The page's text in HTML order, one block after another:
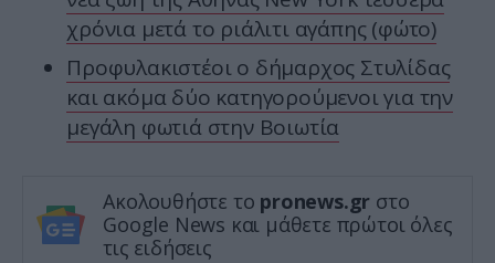
χρόνια μετά το ριάλιτι αγάπης (φώτο)
Προφυλακιστέοι ο δήμαρχος Στυλίδας
και ακόμα δύο κατηγορούμενοι για την
μεγάλη φωτιά στην Βοιωτία
Ακολουθήστε το pronews.gr στο
Google News και μάθετε πρώτοι όλες
τις ειδήσεις